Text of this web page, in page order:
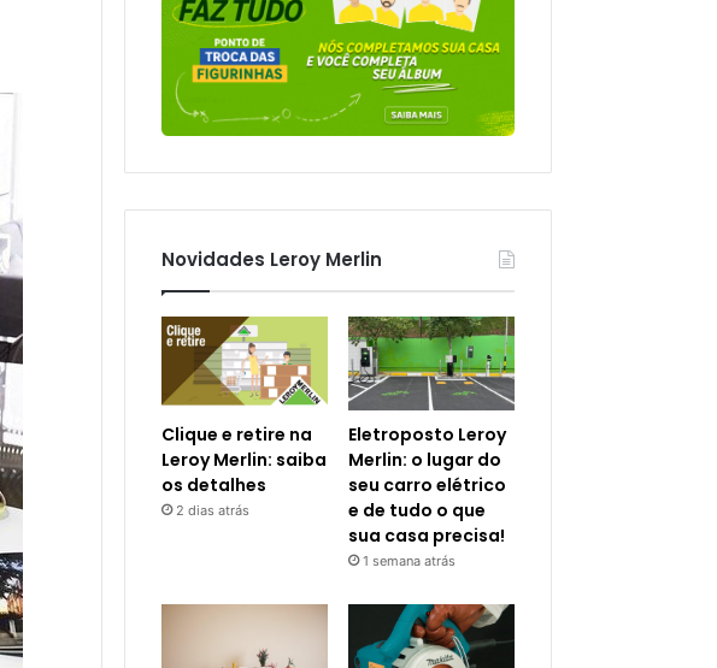
Novidades Leroy Merlin
Clique e retire na
Leroy Merlin: saiba
os detalhes
2 dias atrás
Eletroposto Leroy
Merlin: o lugar do
seu carro elétrico
e de tudo o que
sua casa precisa!
1 semana atrás